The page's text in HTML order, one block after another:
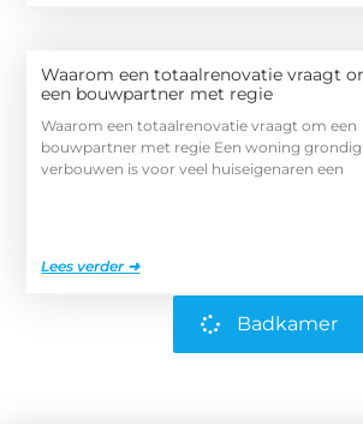
Waarom een totaalrenovatie vraagt
een bouwpartner met regie
Waarom een totaalrenovatie vraagt om een
bouwpartner met regie Een woning grondig
verbouwen is voor veel huiseigenaren een
Lees verder ➜
Badkamer